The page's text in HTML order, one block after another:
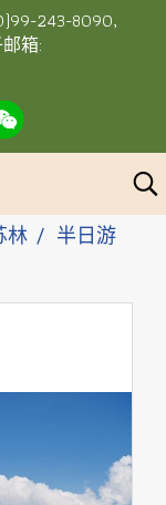
243-8090,
箱:
林
半日游